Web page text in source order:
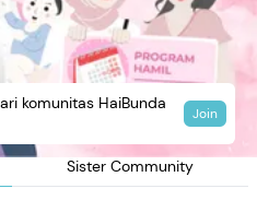
Sister Community
komunitas HaiBunda
Join